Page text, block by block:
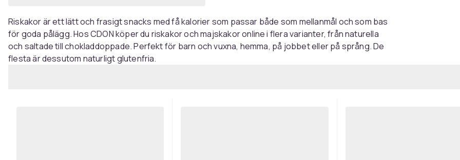
Riskakor är ett lätt och frasigt snacks med få kalorier som passar både som mellanmål och som bas
för goda pålägg. Hos CDON köper du riskakor och majskakor online i flera varianter, från naturella
och saltade till chokladdoppade. Perfekt för barn och vuxna, hemma, på jobbet eller på språng. De
flesta är dessutom naturligt glutenfria.